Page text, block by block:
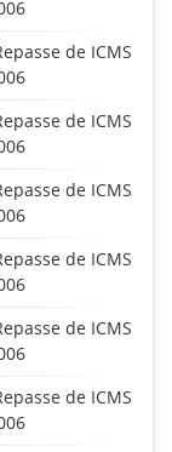
de ICMS
de ICMS
de ICMS
de ICMS
de ICMS
de ICMS